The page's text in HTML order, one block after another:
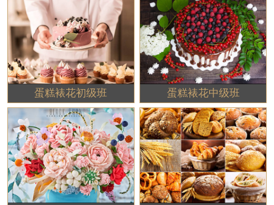
蛋糕裱花初级班 蛋糕裱花中级班